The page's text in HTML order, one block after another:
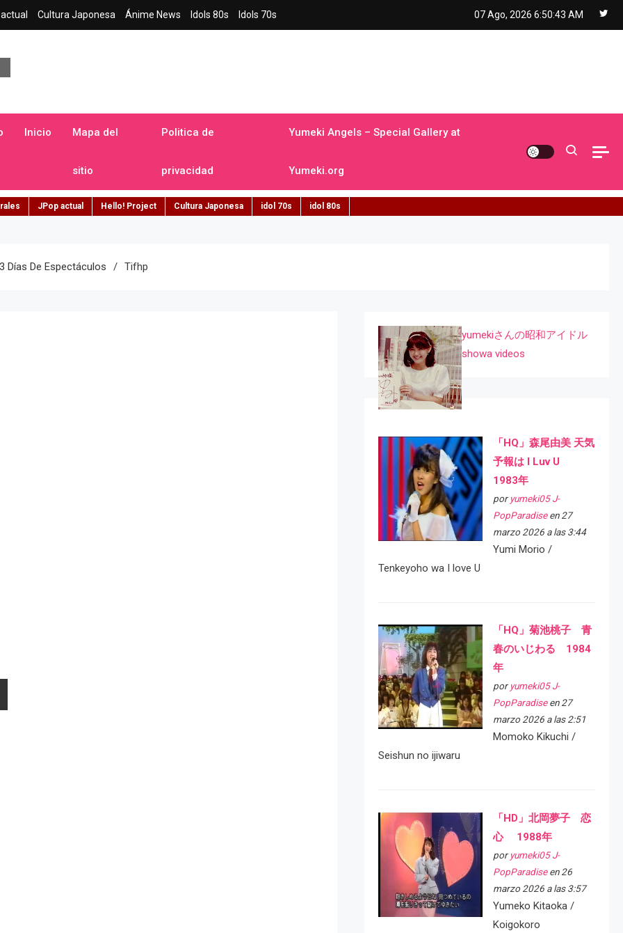
Cultura Japonesa Ánime News Idols 80s Idols 70s 07 Ago, 2026 6:50:44 AM
Inicio Mapa del
sitio
Politica de
privacidad
Yumeki Angels – Special Gallery at
Yumeki.org
JPop actual Hello! Project Cultura Japonesa idol 70s idol 80s
Días De Espectáculos Tifhp
yumekiさんの昭和アイドル
showa videos
「HQ」森尾由美 天気
予報は I Luv U
1983年
por yumeki05 J-
PopParadiseen 27
marzo 2026 a las 3:44
Yumi Morio /
Tenkeyoho wa I love U
「HQ」菊池桃子 青
春のいじわる 1984
年
por yumeki05 J-
PopParadiseen 27
marzo 2026 a las 2:51
Momoko Kikuchi /
Seishun no ijiwaru
「HD」北岡夢子 恋
心 1988年
por yumeki05 J-
PopParadiseen 26
marzo 2026 a las 3:57
Yumeko Kitaoka /
Koigokoro